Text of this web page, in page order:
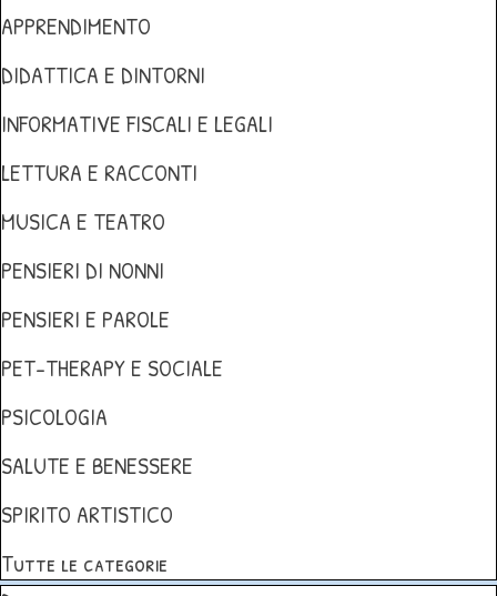
APPRENDIMENTO
DIDATTICA E DINTORNI
INFORMATIVE FISCALI E LEGALI
LETTURA E RACCONTI
MUSICA E TEATRO
PENSIERI DI NONNI
PENSIERI E PAROLE
PET-THERAPY E SOCIALE
PSICOLOGIA
SALUTE E BENESSERE
SPIRITO ARTISTICO
Tutte le categorie